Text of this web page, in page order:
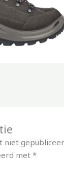
niet
met*